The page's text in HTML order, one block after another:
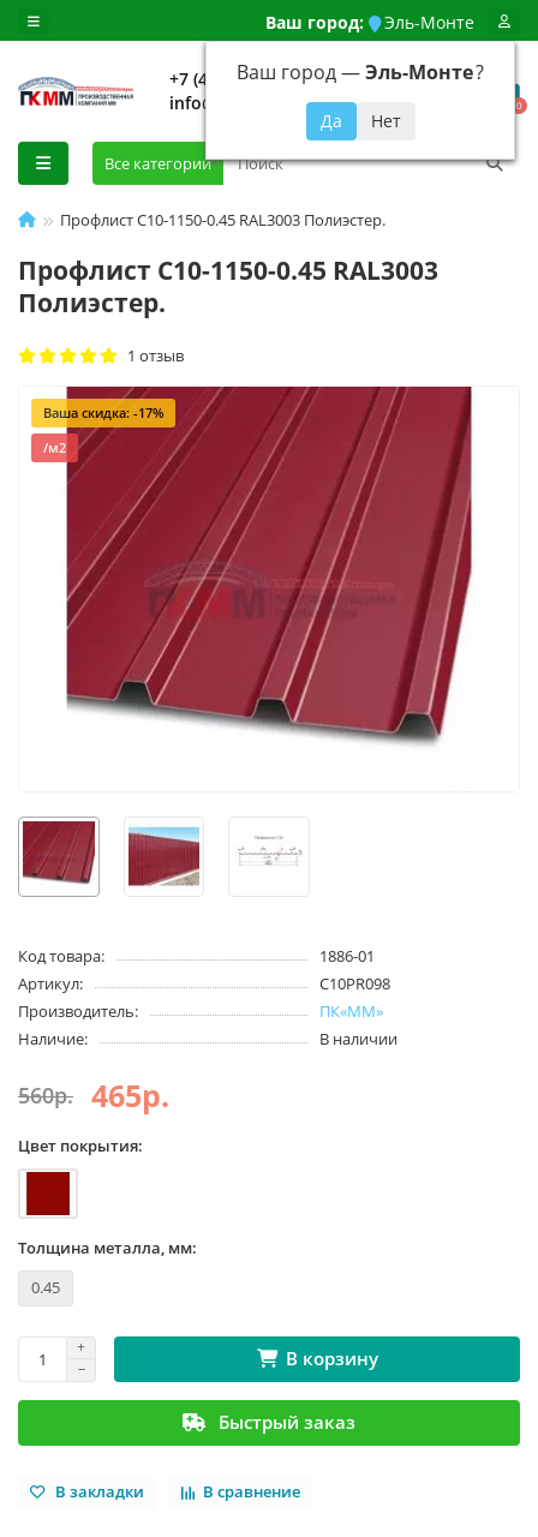
Ваш город: Эль-Монте
Ваш город —Эль-Монте?
+7 (499) 648-92-94
info@evroshtaketnikmoskva.ru
0
Все категории
Профлист С10-1150-0.45 RAL3003 Полиэстер.
Профлист С10-1150-0.45 RAL3003
Полиэстер.
1 отзыв
Ваша скидка: -17%
/м2
Код товара:
1886-01
Артикул:
С10PR098
Производитель:
ПК«ММ»
Наличие:
В наличии
560р. 465р.
Цвет покрытия:
Толщина металла, мм:
0.45
В корзину
Быстрый заказ
В закладки В сравнение